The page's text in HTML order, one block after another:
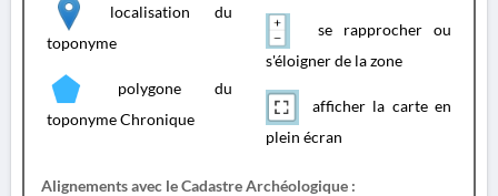
localisation du
toponyme
polygone du
toponyme Chronique
se rapprocher ou
s'éloigner de la zone
afficher la carte en
plein écran
Alignements avec le Cadastre Archéologique :